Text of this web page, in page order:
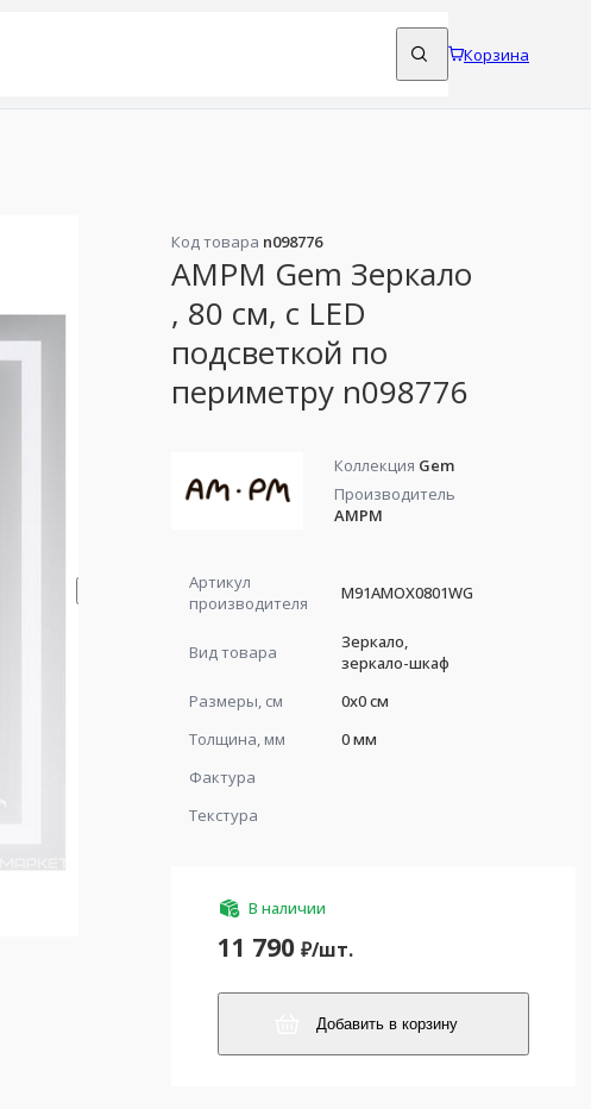
Корзина
Код товара n098776
AMPM Gem Зеркало
, 80 см, с LED
подсветкой по
периметру n098776
Коллекция Gem
Производитель
AMPM
Артикул
производителя
M91AMOX0801WG
Вид товара
Зеркало,
зеркало-шкаф
Размеры, см
0x0 см
Толщина, мм
0 мм
Фактура
Текстура
В наличии
11 790 ₽/шт.
Добавить в корзину